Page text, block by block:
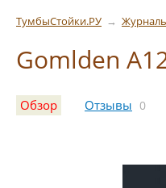
ТумбыСтойки.РУ →
Gomlden
Обзор Отзывы 0